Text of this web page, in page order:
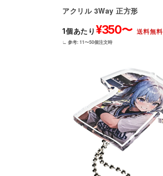
アクリル 3Way 正方形
1個あたり ¥350〜 送料無料
∟ 参考: 11〜50個注文時